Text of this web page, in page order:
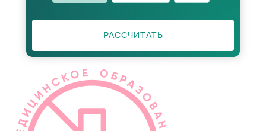
РАССЧИТАТЬ